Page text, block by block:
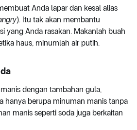
Anda lapar dan kesal alias
). Itu tak akan membantu
yang Anda rasakan. Makanlah buah
haus, minumlah air putih.
dengan tambahan gula,
hanya berupa minuman manis tanpa
manis seperti soda juga berkaitan